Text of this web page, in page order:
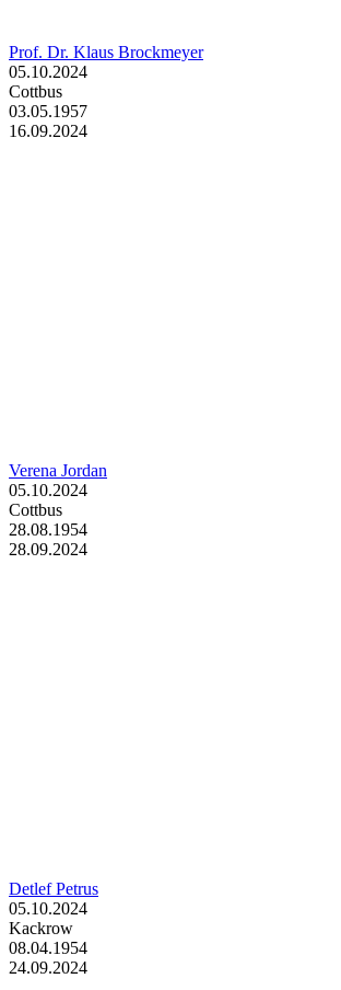
Prof. Dr. Klaus Brockmeyer
05.10.2024
Cottbus
03.05.1957
16.09.2024
Verena Jordan
05.10.2024
Cottbus
28.08.1954
28.09.2024
Detlef Petrus
05.10.2024
Kackrow
08.04.1954
24.09.2024